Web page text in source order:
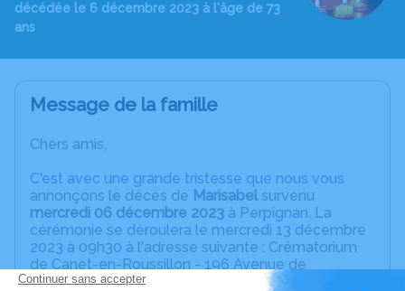
décédée le 6 décembre 2023 à l'âge de 73
ans
Message de la famille
Chers amis,
C'est avec une grande tristesse que nous vous
annonçons le décès de Marisabelsurvenu
mercredi 06 décembre 2023 à Perpignan. La
cérémonie se déroulera le mercredi 13 décembre
2023 à 09h30 à l'adresse suivante : Crématorium
de Canet-en-Roussillon - 196 Avenue de
Perpignan - 66140 Canet-en-Roussillon.